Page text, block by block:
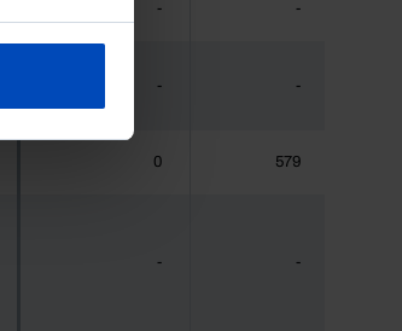
- -
- -
0 579
- -